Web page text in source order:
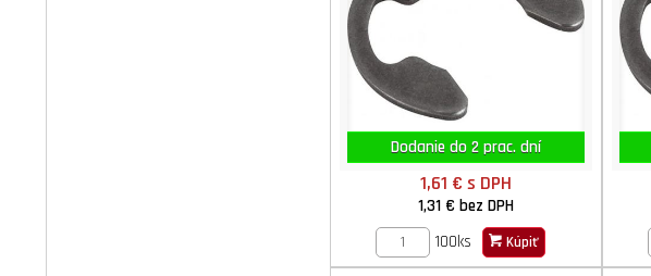
Dodanie do 2 prac. dní
1,61 € s DPH
1,31 € bez DPH
100ks
Kúpiť